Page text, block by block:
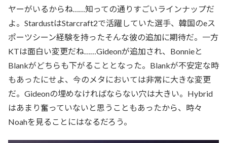
ヤーがいるからね……知っての通りすごいラインナップだ
よ。StardustはStarcraft2で活躍していた選手、韓国のeス
ポーツシーン経験を持ったそんな彼の追加に期待だ。一方
KTは面白い変更だね……Gideonが追加され、Bonnieと
Blankがどちらも下がることとなった。Blankが不安定な時
もあったにせよ、今のメタにおいては非常に大きな変更
だ。Gideonの埋めなければならない穴は大きい。Hybrid
はあまり奮っていないと思うこともあったから、時々
Noahを見ることにはなるだろう。